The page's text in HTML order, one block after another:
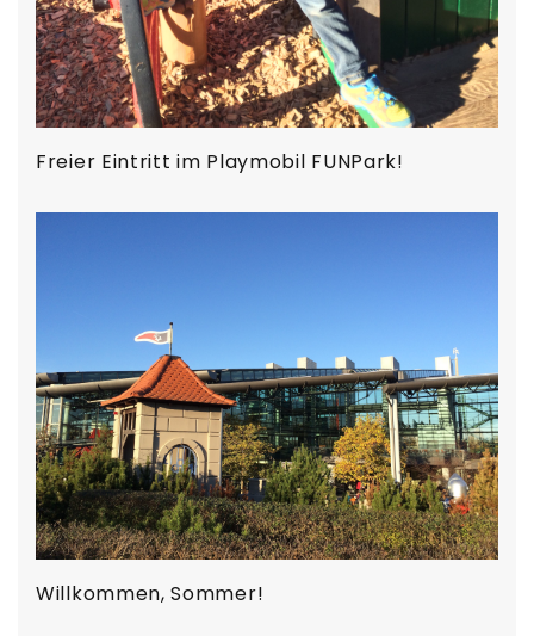
Freier Eintritt im Playmobil FUNPark!
Willkommen, Sommer!